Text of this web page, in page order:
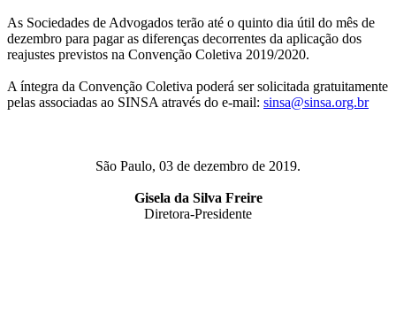
As Sociedades de Advogados terão até o quinto dia útil do mês de
dezembro para pagar as diferenças decorrentes da aplicação dos
reajustes previstos na Convenção Coletiva 2019/2020.
A íntegra da Convenção Coletiva poderá ser solicitada gratuitamente
pelas associadas ao SINSA através do e-mail: sinsa@sinsa.org.br
São Paulo, 03 de dezembro de 2019.
Gisela da Silva Freire
Diretora-Presidente